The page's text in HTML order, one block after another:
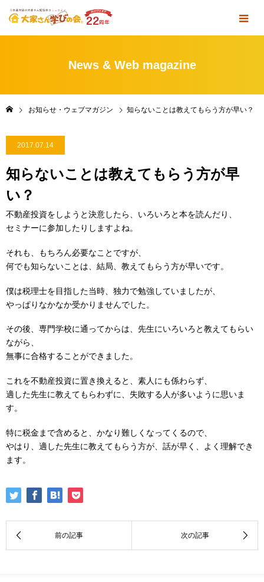
News & Web magazine
お知らせ・ウェブマガジン 知らないことは教えてもらう方が早い？
2017.07.14
知らないことは教えてもらう方が早
い？
不動産投資をしようと決意したら、いろいろと本を読んだり、
セミナーに参加したりしますよね。
それも、もちろん必要なことですが、
何でも知らないことは、結局、教えてもらう方が早いです。
僕は税理士を目指した当時、独力で勉強していましたが、
やっぱりなかなか受かりませんでした。
その後、専門学校に通ってからは、先生にいろいろと教えてもらい
ながら、
無事に合格することができました。
これを不動産投資に置き換えると、素人にも係わらず、
適した先生に教えてもらわずに、失敗する人が多いように思いま
す。
特に税金まで含めると、かなり難しくなってくるので、
やはり、適した先生に教えてもらう方が、話が早く、よく理解でき
ます。